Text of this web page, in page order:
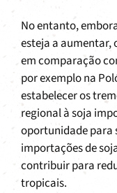
No entanto,
esteja a aumentar,
em comparação
por exemplo na
estabelecer os
regional à soja
oportunidade para
importações de
contribuir para
tropicais.